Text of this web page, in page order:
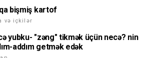
bişmiş kartof
və içkilər
yubku- "zəng" tikmək üçün necə? nin
addım getmək edək